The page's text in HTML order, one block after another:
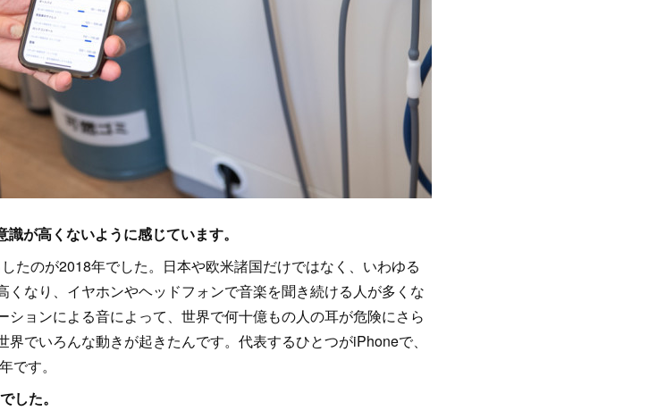
が高くないように感じています。
たのが2018年でした。日本や欧米諸国だけではなく、いわゆる
なり、イヤホンやヘッドフォンで音楽を聞き続ける人が多くな
ョンによる音によって、世界で何十億もの人の耳が危険にさら
でいろんな動きが起きたんです。代表するひとつがiPhoneで、
です。
した。